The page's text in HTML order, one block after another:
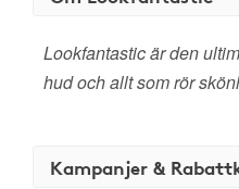
Lookfantastic är den
hud och allt som rör
Kampanjer &